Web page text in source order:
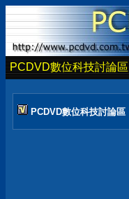
PCDVD數位科技討論區
PCDVD數位科技討論區